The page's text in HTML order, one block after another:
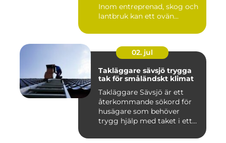
Inom entreprenad, skog och
lantbruk kan ett ovän...
02. jul
Takläggare sävsjö trygga
tak för småländskt klimat
Takläggare Sävsjö är ett
återkommande sökord för
husägare som behöver
trygg hjälp med taket i ett